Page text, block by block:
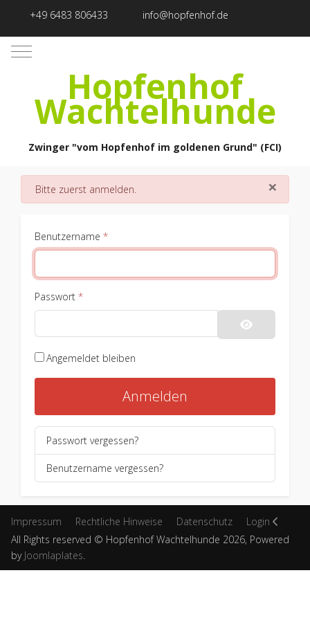
+49 6483 806433 info@hopfenhof.de
Mobile Menu Toggle
Hopfenhof
Wachtelhunde
Zwinger "vom Hopfenhof im goldenen Grund" (FCI)
×
danger
Bitte zuerst anmelden.
Benutzername *
Passwort*
Passwort
Angemeldet bleiben
Anmelden
Passwort vergessen?
Benutzername vergessen?
Impressum Rechtliche Hinweise Datenschutz
Login
All Rights reserved © Hopfenhof Wachtelhunde 2026, Powered
by Joomlaplates.